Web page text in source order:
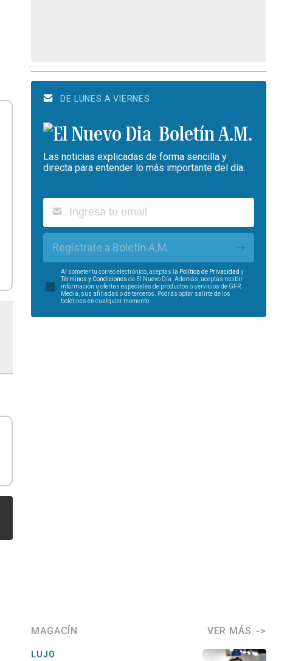
DE LUNES A VIERNES
Boletín A.M.
Las noticias explicadas de forma sencilla y
directa para entender lo más importante del día.
Regístrate a Boletín A.M.
Al someter tu correo electrónico, aceptas la Política de Privacidad y
Términos y Condiciones de El Nuevo Día. Además, aceptas recibir
información u ofertas especiales de productos o servicios de GFR
Media, sus afiliadas o de terceros. Podrás optar salirte de los
boletines en cualquier momento.
MAGACÍN VER MÁS
LUJO